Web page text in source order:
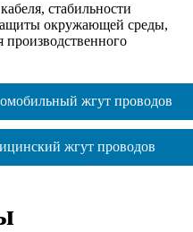
стабильности
окружающей среды,
производственного
жгут проводов
жгут проводов